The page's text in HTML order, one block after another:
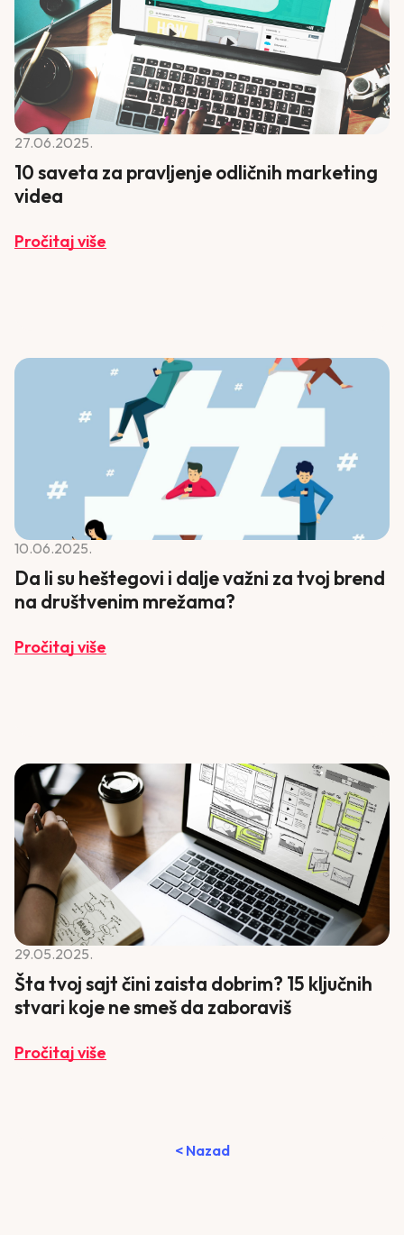
27.06.2025.
10 saveta za pravljenje odličnih marketing
videa
Pročitaj više
10.06.2025.
Da li su heštegovi i dalje važni za tvoj brend
na društvenim mrežama?
Pročitaj više
29.05.2025.
Šta tvoj sajt čini zaista dobrim? 15 ključnih
stvari koje ne smeš da zaboraviš
Pročitaj više
< Nazad